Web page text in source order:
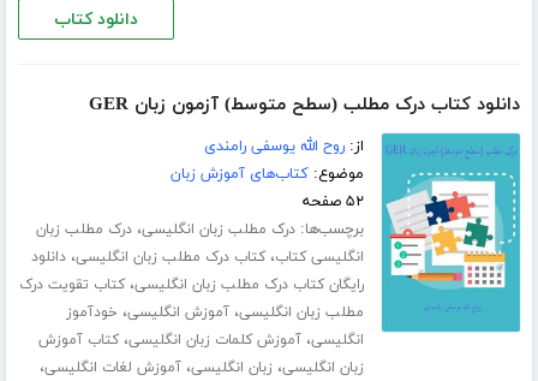
دانلود کتاب
دانلود کتاب درک مطلب (سطح متوسط) آزمون زبان GER
از:روح الله یوسفی رامندی
موضوع:کتاب‌های آموزش زبان
۵۲ صفحه
برچسب‌ها:درک مطلب زبان انگلیسی،درک مطلب زبان
انگلیسی کتاب،کتاب درک مطلب زبان انگلیسی،دانلود
رایگان کتاب درک مطلب زبان انگلیسی،کتاب تقویت درک
مطلب زبان انگلیسی،آموزش انگلیسی، خودآموز
انگلیسی،آموزش کلمات زبان انگلیسی،کتاب آموزش
زبان انگلیسی، زبان انگلیسی،آموزش لغات انگلیسی،